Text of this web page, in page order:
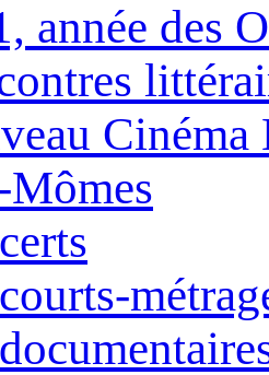
année des
Cinéma